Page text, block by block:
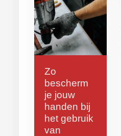
Zo
bescherm
je jouw
handen bij
het gebruik
van